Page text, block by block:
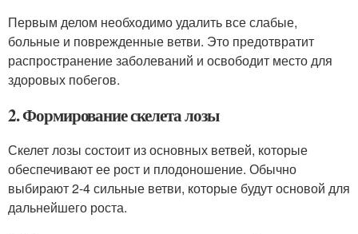
Первым делом необходимо удалить все слабые,
больные и поврежденные ветви. Это предотвратит
распространение заболеваний и освободит место для
здоровых побегов.
2. Формирование скелета лозы
Скелет лозы состоит из основных ветвей, которые
обеспечивают ее рост и плодоношение. Обычно
выбирают 2-4 сильные ветви, которые будут основой для
дальнейшего роста.